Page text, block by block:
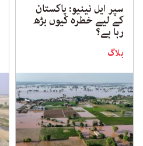
سپر ایل نینیو: پاکستان
کے لیے خطرہ کیوں بڑھ
رہا ہے؟
بلاگ